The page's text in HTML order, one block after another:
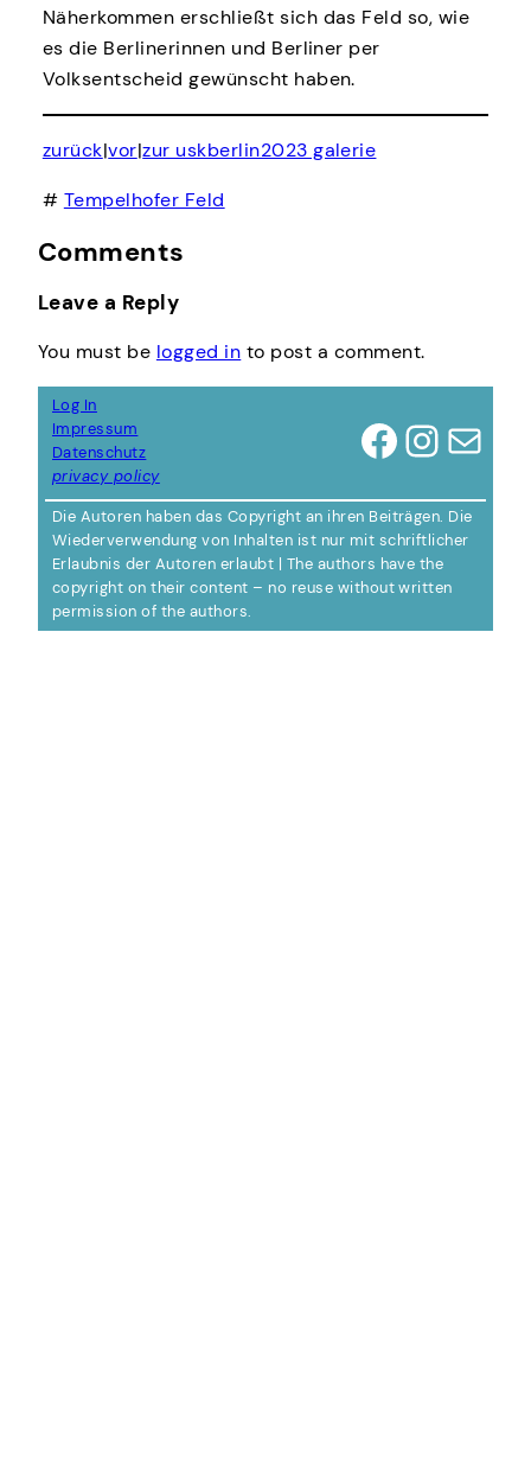
Näherkommen erschließt sich das Feld so, wie
es die Berlinerinnen und Berliner per
Volksentscheid gewünscht haben.
zurück|vor|zur uskberlin2023 galerie
# Tempelhofer Feld
Comments
Leave a Reply
You must be logged in to post a comment.
Log In
Impressum
Datenschutz
privacy policy
Facebook InstagramMail
Die Autoren haben das Copyright an ihren Beiträgen. Die
Wiederverwendung von Inhalten ist nur mit schriftlicher
Erlaubnis der Autoren erlaubt | The authors have the
copyright on their content – no reuse without written
permission of the authors.